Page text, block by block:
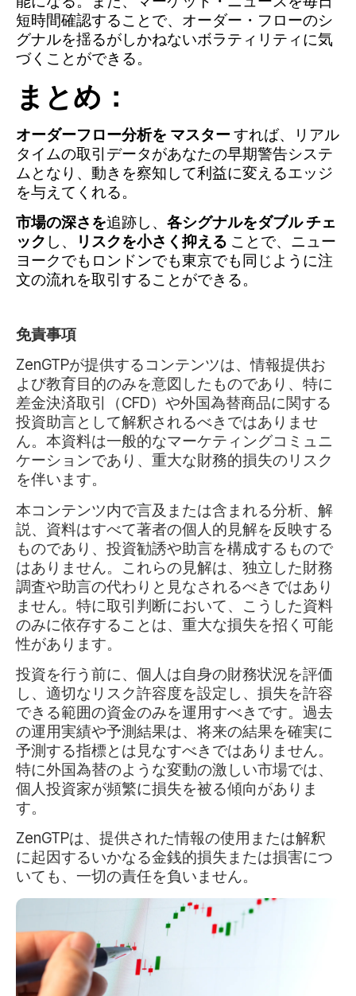
短時間確認することで、オーダー・フローのシ
グナルを揺るがしかねないボラティリティに気
づくことができる。
まとめ ：
オーダーフロー分析を マスター すれば、リアル
タイムの取引データがあなたの早期警告システ
ムとなり、動きを察知して利益に変えるエッジ
を与えてくれる。
市場の深さを追跡し、 各シグナルをダブル チェ
ック し、 リスクを小さく抑える ことで、ニュー
ヨークでもロンドンでも東京でも同じように注
文の流れを取引することができる。
免責事項
ZenGTPが提供するコンテンツは、情報提供お
よび教育目的のみを意図したものであり、特に
差金決済取引（CFD）や外国為替商品に関する
投資助言として解釈されるべきではありませ
ん。本資料は一般的なマーケティングコミュニ
ケーションであり、重大な財務的損失のリスク
を伴います。
本コンテンツ内で言及または含まれる分析、解
説、資料はすべて著者の個人的見解を反映する
ものであり、投資勧誘や助言を構成するもので
はありません。これらの見解は、独立した財務
調査や助言の代わりと見なされるべきではあり
ません。特に取引判断において、こうした資料
のみに依存することは、重大な損失を招く可能
性があります。
投資を行う前に、個人は自身の財務状況を評価
し、適切なリスク許容度を設定し、損失を許容
できる範囲の資金のみを運用すべきです。過去
の運用実績や予測結果は、将来の結果を確実に
予測する指標とは見なすべきではありません。
特に外国為替のような変動の激しい市場では、
個人投資家が頻繁に損失を被る傾向がありま
す。
ZenGTPは、提供された情報の使用または解釈
に起因するいかなる金銭的損失または損害につ
いても、一切の責任を負いません。